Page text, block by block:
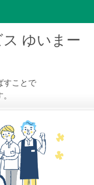
ゆいまー
すことで